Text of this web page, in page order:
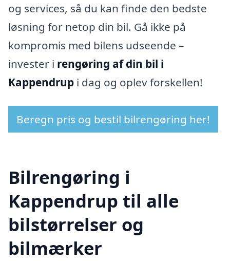
og services, så du kan finde den bedste
løsning for netop din bil. Gå ikke på
kompromis med bilens udseende –
invester i rengøring af din bil i
Kappendrup i dag og oplev forskellen!
Beregn pris og bestil bilrengøring her!
Bilrengøring i
Kappendrup til alle
bilstørrelser og
bilmærker